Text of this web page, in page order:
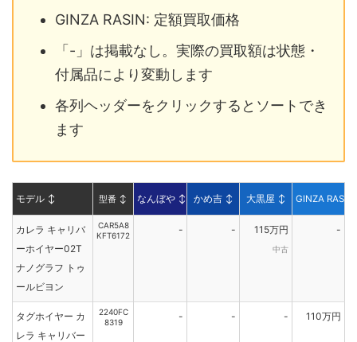
GINZA RASIN: 定額買取価格
「-」は掲載なし。実際の買取額は状態・
付属品により変動します
各列ヘッダーをクリックするとソートでき
ます
モデル ↕ 型番 ↕ なんぼや ↕ かめ吉↕ 大黒屋 ↕ GINZA RASIN
カレラ キャリバ
ーホイヤー02T
ナノグラフ トゥ
ールビヨン
CAR5A8
KFT6172
- - 115万円
中古
-
タグホイヤー カ
レラ キャリバー
2240FC
8319
- - - 110万円